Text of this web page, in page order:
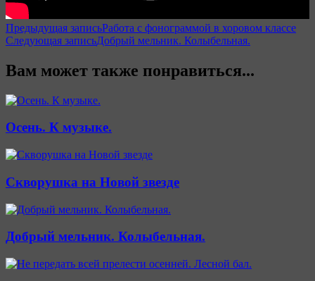
Навигация
по
записям
Предыдущая записьРабота с фонограммой в хоровом классе
Следующая записьДобрый мельник. Колыбельная.
Вам может также понравиться...
Осень. К музыке.
Скворушка на Новой звезде
Добрый мельник. Колыбельная.